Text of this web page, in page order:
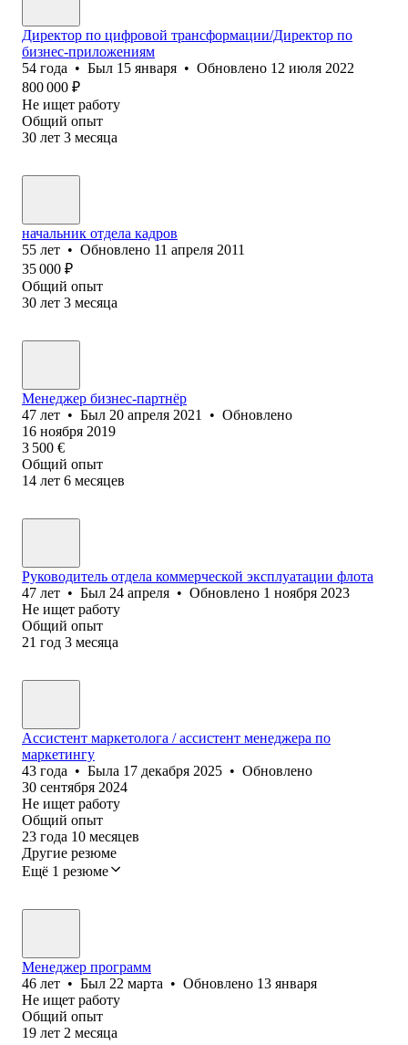
Директор по цифровой трансформации/Директор по
бизнес-приложениям
54 года • Был 15 января • Обновлено 12 июля 2022
800 000 ₽
Не ищет работу
Общий опыт
30 лет 3 месяца
начальник отдела кадров
55 лет • Обновлено 11 апреля 2011
35 000 ₽
Общий опыт
30 лет 3 месяца
Менеджер бизнес-партнёр
47 лет • Был 20 апреля 2021 • Обновлено
16 ноября 2019
3 500 €
Общий опыт
14 лет 6 месяцев
Руководитель отдела коммерческой эксплуатации флота
47 лет • Был 24 апреля • Обновлено 1 ноября 2023
Не ищет работу
Общий опыт
21 год 3 месяца
Ассистент маркетолога / ассистент менеджера по
маркетингу
43 года • Была 17 декабря 2025 • Обновлено
30 сентября 2024
Не ищет работу
Общий опыт
23 года 10 месяцев
Другие резюме
Ещё 1 резюме
Менеджер программ
46 лет • Был 22 марта • Обновлено 13 января
Не ищет работу
Общий опыт
19 лет 2 месяца